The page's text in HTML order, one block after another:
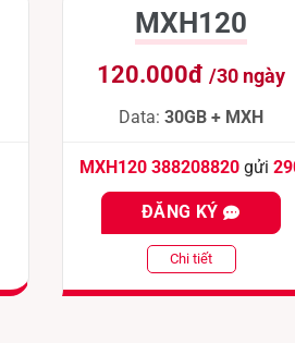
MXH120
120.000đ/30 ngày
Data:30GB + MXH
MXH120 388208820 gửi
ĐĂNG KÝ
Chi tiết